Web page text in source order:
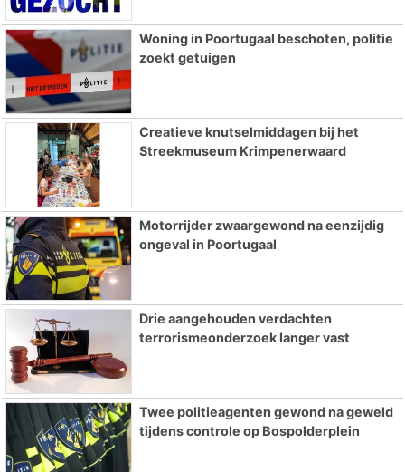
Woning in Poortugaal beschoten, politie
zoekt getuigen
Creatieve knutselmiddagen bij het
Streekmuseum Krimpenerwaard
Motorrijder zwaargewond na eenzijdig
ongeval in Poortugaal
Drie aangehouden verdachten
terrorismeonderzoek langer vast
Twee politieagenten gewond na geweld
tijdens controle op Bospolderplein